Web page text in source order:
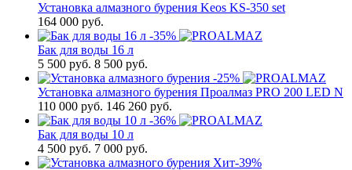
Установка алмазного бурения Keos KS-350 set
164 000 руб.
-35%
Бак для воды 16 л
5 500 руб. 8 500 руб.
-25%
Установка алмазного бурения Проалмаз PRO 200 LED N
110 000 руб. 146 260 руб.
-36%
Бак для воды 10 л
4 500 руб. 7 000 руб.
Хит-39%